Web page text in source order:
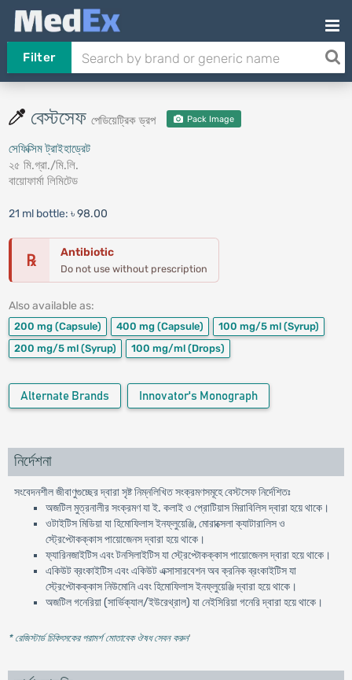
Filter
বেস্টসেফ পেডিয়েট্রিক ড্রপ Pack Image
সেফিক্সিম ট্রাইহাড্রেট
২৫ মি.গ্রা./মি.লি.
বায়োফার্মা লিমিটেড
21 ml bottle: ৳ 98.00
℞ Antibiotic
Do not use without prescription
Also available as:
200 mg (Capsule) 400 mg (Capsule) 100 mg/5 ml (Syrup)
200 mg/5 ml (Syrup) 100 mg/ml (Drops)
Alternate Brands Innovator's Monograph
নির্দেশনা
সংবেদনশীল জীবাণুগুচ্ছের দ্বারা সৃষ্ট নিম্নলিখিত সংক্রমণসমূহে বেস্টসেফ নির্দেশিতঃ
অজটিল মুত্রনালীর সংক্রমণ যা ই. কলাই ও প্রোটিয়াস মিরাবিলিস দ্বারা হয়ে থাকে।
ওটাইটিস মিডিয়া যা হিমোফিলাস ইনফ্লুয়েঞ্জি, মোরাক্সেলা ক্যাটারালিস ও
স্ট্রেপ্টোকক্কাস পায়োজেনস দ্বারা হয়ে থাকে।
ফ্যারিনজাইটিস এবং টনসিলাইটিস যা স্ট্রেপ্টোকক্কাস পায়োজেনস দ্বারা হয়ে থাকে।
একিউট ব্রংকাইটিস এবং একিউট এক্সাসারবেশন অব ক্রনিক ব্রংকাইটিস যা
স্ট্রেপ্টোকক্কাস নিউমোনি এবং হিমোফিলাস ইনফ্লুয়েঞ্জি দ্বারা হয়ে থাকে।
অজটিল গনেরিয়া (সার্ভিক্যাল/ইউরেথ্রাল) যা নেইসিরিয়া গনেরি দ্বারা হয়ে থাকে।
* রেজিস্টার্ড চিকিৎসকের পরামর্শ মোতাবেক ঔষধ সেবন করুন'